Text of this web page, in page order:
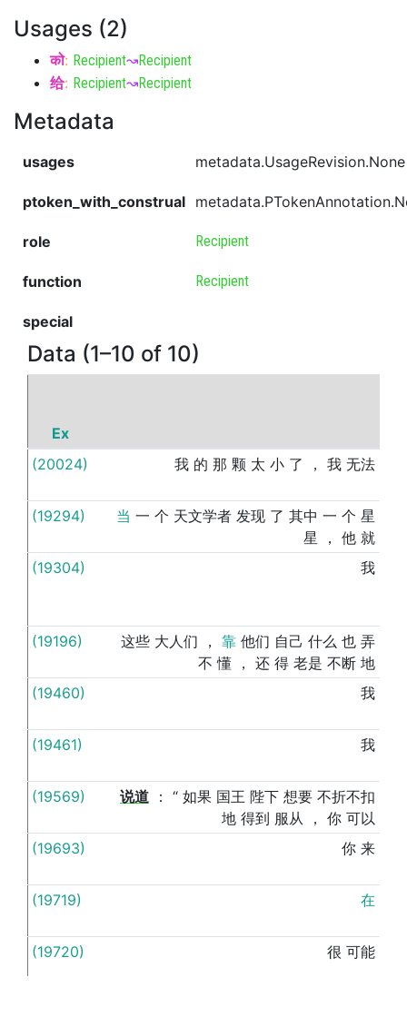
Usages (2)
को: Recipient↝Recipient
给: Recipient↝Recipient
Metadata
usages metadata.UsageRevision.None
ptoken_with_construal
role Recipient
function Recipient
special
Data (1–10 of 10)
Ex
(20024)
我 的 那 颗 太 小 了 ， 我 无法
(19294) 当 一 个 天文学者 发现 了 其中 一 个 星
星
， 他 就
(19304) 我
(19196) 这些 大人们 ， 靠 他们 自己 什么 也 弄
不 懂 ， 还 得 老是 不断 地
(19460) 我
(19461) 我
(19569) 说道 ： “ 如果 国王 陛下 想要 不折不扣
地 得到 服从 ， 你 可以
(19693) 你 来
(19719) 在
(19720) 很 可能